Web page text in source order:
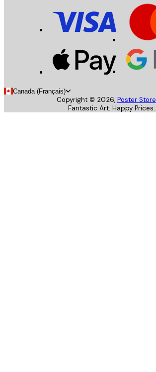
Canada (Français)
Copyright © 2026, Poster Store
Fantastic Art. Happy Prices.